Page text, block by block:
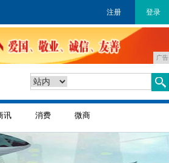
注册 登录
广告
讯 消费 微商